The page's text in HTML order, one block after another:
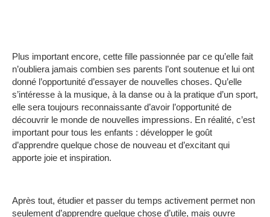
Plus important encore, cette fille passionnée par ce qu’elle fait
n’oubliera jamais combien ses parents l’ont soutenue et lui ont
donné l’opportunité d’essayer de nouvelles choses. Qu’elle
s’intéresse à la musique, à la danse ou à la pratique d’un sport,
elle sera toujours reconnaissante d’avoir l’opportunité de
découvrir le monde de nouvelles impressions. En réalité, c’est
important pour tous les enfants : développer le goût
d’apprendre quelque chose de nouveau et d’excitant qui
apporte joie et inspiration.
Après tout, étudier et passer du temps activement permet non
seulement d’apprendre quelque chose d’utile, mais ouvre